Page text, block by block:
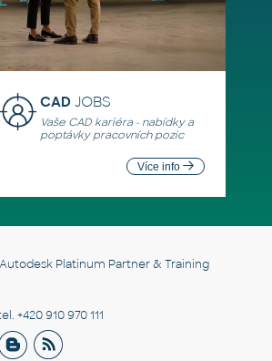
CADJOBS
Vaše CAD kariéra - nabídky a
poptávky pracovních pozic
Více info
Platinum Partner & Training
+420 910 970 111